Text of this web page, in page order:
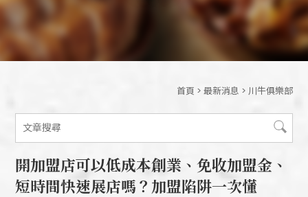
首頁 > 最新消息 > 川牛俱樂部
開加盟店可以低成本創業、免收加盟金、
短時間快速展店嗎？加盟陷阱一次懂